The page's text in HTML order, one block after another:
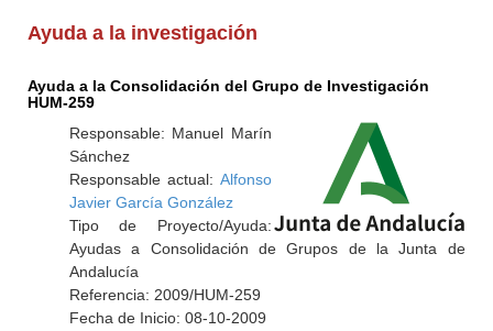
Ayuda a la investigación
Ayuda a la Consolidación del Grupo de Investigación
HUM-259
Responsable: Manuel Marín
Sánchez
Responsable actual: Alfonso
Javier García González
Tipo de Proyecto/Ayuda:
Ayudas a Consolidación de Grupos de la Junta de
Andalucía
Referencia: 2009/HUM-259
Fecha de Inicio: 08-10-2009